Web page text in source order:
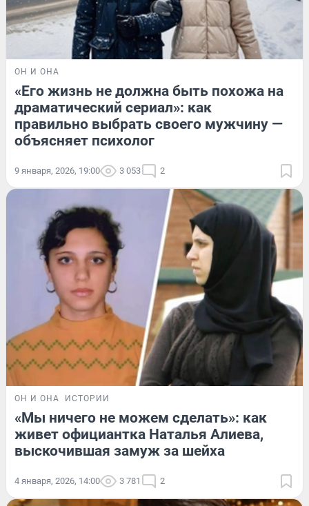
ОН И ОНА
«Его жизнь не должна быть похожа на
драматический сериал»: как
правильно выбрать своего мужчину —
объясняет психолог
9 января, 2026, 19:00 3 053 2
ОН И ОНА ИСТОРИИ
«Мы ничего не можем сделать»: как
живет официантка Наталья Алиева,
выскочившая замуж за шейха
4 января, 2026, 14:00 3 781 2